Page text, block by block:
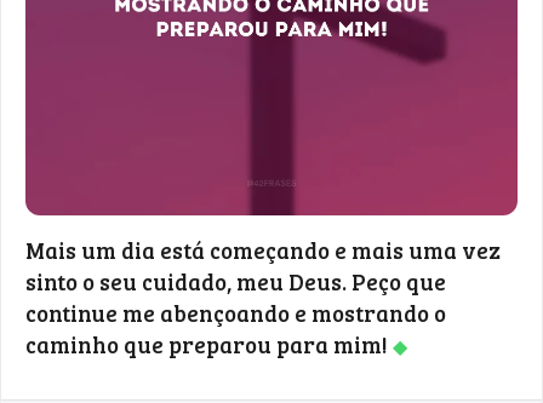
Mais um dia está começando e mais uma vez
sinto o seu cuidado, meu Deus. Peço que
continue me abençoando e mostrando o
caminho que preparou para mim! ◆